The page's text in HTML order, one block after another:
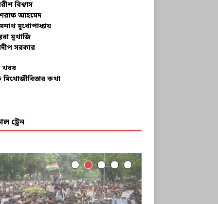
বিশ্বাস
আহমেদ
মুখোপাধ্যায়
মুখার্জি
সরকার
খবর
কথা
ট্রেন